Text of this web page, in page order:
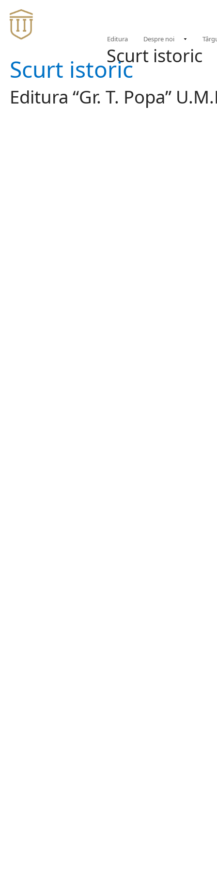
Editura Despre noi
Scurt istoric
Scurt istoric
Editura “Gr. T. Popa”